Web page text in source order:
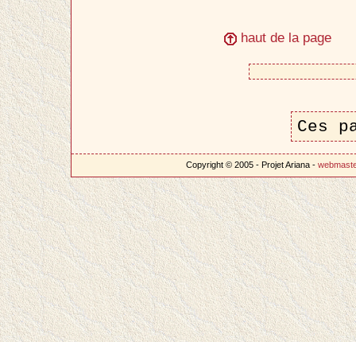
haut de la page
Ces
Copyright © 2005 - Projet Ariana -